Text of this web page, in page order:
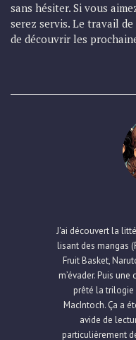
sans hésiter. Si vous
serez servis. Le travail
de découvrir les
J'ai découvert la
lisant des mangas
Fruit Basket,
m’évader. Puis
prêté la trilogie
MacIntoch. Ça a
avide de
particulièrement